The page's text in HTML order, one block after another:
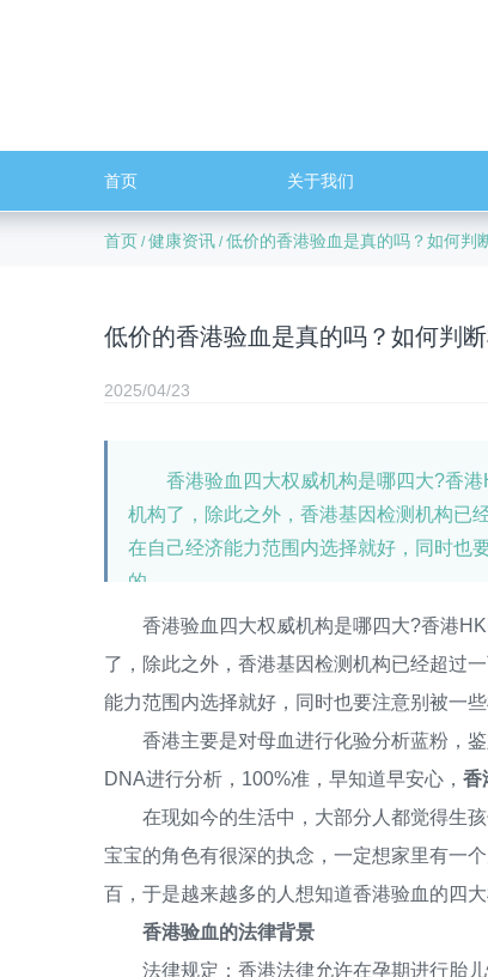
首页 关于我们
首页 /健康资讯 /低价的香港验血是真的吗？如何判
低价的香港验血是真的吗？如何判
2025/04/23
香港验血四大权威机构是哪四大?香港
机构了，除此之外，香港基因检测机构已
在自己经济能力范围内选择就好，同时也
的。
香港验血四大权威机构是哪四大?香港
了，除此之外，香港基因检测机构已经超过
能力范围内选择就好，同时也要注意别被一
香港主要是对母血进行化验分析蓝粉，鉴
DNA进行分析，100%准，早知道早安心， 香
在现如今的生活中，大部分人都觉得生孩
宝宝的角色有很深的执念，一定想家里有一
百，于是越来越多的人想知道香港验血的四
香港验血的法律背景
法律规定：香港法律允许在孕期进行胎儿